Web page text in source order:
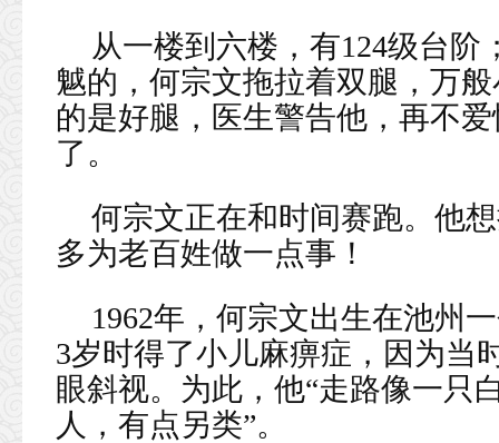
从一楼到六楼，有124级台
魆的，何宗文拖拉着双腿，万
的是好腿，医生警告他，再不
了。
何宗文正在和时间赛跑。他
多为老百姓做一点事！
1962年，何宗文出生在池州
3岁时得了小儿麻痹症，因为当
眼斜视。为此，他“走路像一只
人，有点另类”。